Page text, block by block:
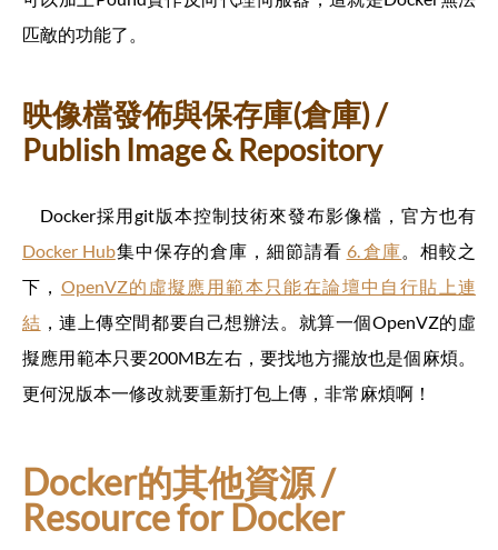
匹敵的功能了。
映像檔發佈與保存庫(倉庫) /
Publish Image & Repository
Docker採用git版本控制技術來發布影像檔，官方也有
Docker Hub集中保存的倉庫，細節請看 6. 倉庫。相較之
下， OpenVZ的虛擬應用範本只能在論壇中自行貼上連
結 ，連上傳空間都要自己想辦法。就算一個OpenVZ的虛
擬應用範本只要200MB左右，要找地方擺放也是個麻煩。
更何況版本一修改就要重新打包上傳，非常麻煩啊！
Docker的其他資源 /
Resource for Docker